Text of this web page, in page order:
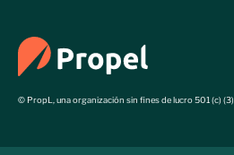
© PropL, una organización sin fines de lucro 501 (c) (3).